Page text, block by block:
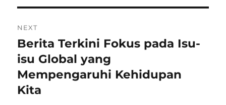
NEXT
Next
post:
Berita Terkini Fokus pada Isu-
isu Global yang
Mempengaruhi Kehidupan
Kita